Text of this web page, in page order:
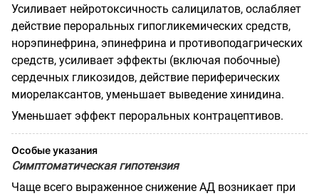
Усиливает нейротоксичность салицилатов, ослабляет
действие пероральных гипогликемических средств,
норэпинефрина, эпинефрина и противоподагрических
средств, усиливает эффекты (включая побочные)
сердечных гликозидов, действие периферических
миорелаксантов, уменьшает выведение хинидина.
Уменьшает эффект пероральных контрацептивов.
Особые указания
Симптоматическая гипотензия
Чаще всего выраженное снижение АД возникает при